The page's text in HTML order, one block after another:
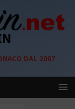
DAL 2007